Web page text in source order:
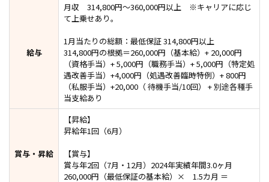
給与
月収 314,800円～360,000円以上 ※キャリアに応じ
て上乗せあり。
1月当たりの総額：最低保証 314,800円以上
314,800円の根拠＝260,000円（基本給）+ 20,000円
（資格手当）+ 5,000円（職務手当）+ 5,000円（特定処
遇改善手当）+4,000円（処遇改善臨時特例）+ 800円
（私服手当）+20,000（ 待機手当/10回） + 別途各種手
当支給あり
賞与・昇給
【昇給】
昇給年1回（6月）
【賞与】
賞与年2回（7月・12月）2024年実績年間3.0ヶ月
260,000円（最低保証の基本給）× 1.5カ月 ＝